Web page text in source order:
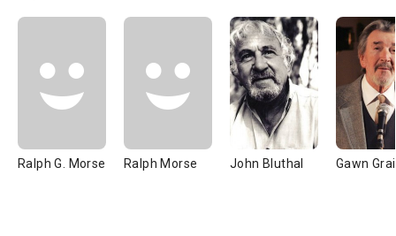
Ralph G. Morse Ralph Morse John Bluthal Gawn